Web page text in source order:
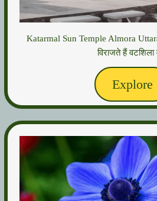
Katarmal Sun Temple Almora
विराजते हैं वटशिला
Explore